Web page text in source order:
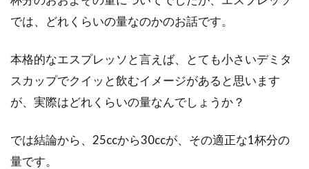
良いって本当？効果は？
チョコレートを毎日食べると、「太る」と考え
ている人は、きっと多いでしょう。その一方
では、どれくらいの量なのかのお話です。
本格的なエスプレッソと言えば、とても小さいデミタ
スカップでクイッと飲むイメージがあると思います
が、実際はどれくらいの量なんでしょうか？
では結論から、25ccから30ccが、その適正な1杯分の
量です。